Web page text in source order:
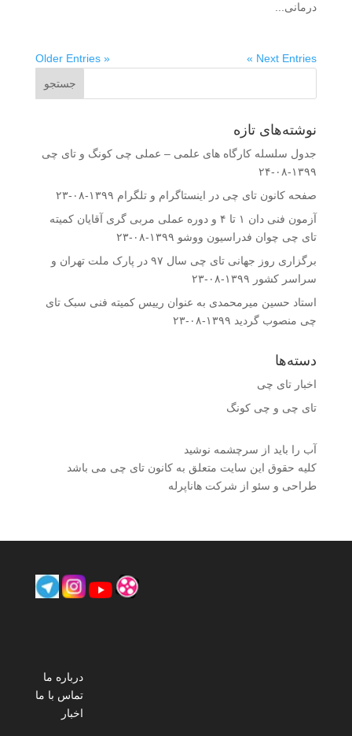
درمانی...
« Older Entries Next Entries »
نوشته‌های تازه
جدول سلسله کارگاه های علمی – عملی چی کونگ و تای چی
۱۳۹۹-۰۸-۲۴
صفحه کانون تای چی در اینستاگرام و تلگرام ۱۳۹۹-۰۸-۲۳
آزمون فنی دان ۱ تا ۴ و دوره عملی مربی گری آقایان کمیته
تای چی چوان فدراسیون ووشو ۱۳۹۹-۰۸-۲۳
برگزاری روز جهانی تای چی سال ۹۷ در پارک ملت تهران و
سراسر کشور ۱۳۹۹-۰۸-۲۳
استاد حسین میرمحمدى به عنوان رییس کمیته فنى سبک تای
چی منصوب گردید ۱۳۹۹-۰۸-۲۳
دسته‌ها
اخبار تای چی
تای چی و چی کونگ
آب را باید از سرچشمه نوشید
کلیه حقوق این سایت متعلق به کانون تای چی می باشد
طراحی و سئو از شرکت هاناپرله
درباره ما
تماس با ما
اخبار